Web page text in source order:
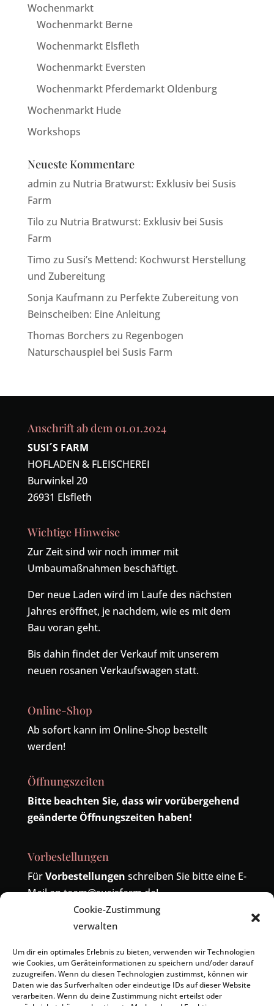
Cookie-Zustimmung
verwalten
Um dir ein optimales Erlebnis zu bieten, verwenden wir Technologien
wie Cookies, um Geräteinformationen zu speichern und/oder darauf
zuzugreifen. Wenn du diesen Technologien zustimmst, können wir
Daten wie das Surfverhalten oder eindeutige IDs auf dieser Website
verarbeiten. Wenn du deine Zustimmung nicht erteilst oder
Wochenmarkt
Wochenmarkt Berne
Wochenmarkt Elsfleth
Wochenmarkt Eversten
Wochenmarkt Pferdemarkt Oldenburg
Wochenmarkt Hude
Workshops
Neueste Kommentare
admin zu Nutria Bratwurst: Exklusiv bei Susis
Farm
Tilo zu Nutria Bratwurst: Exklusiv bei Susis
Farm
Timo zu Susi’s Mettend: Kochwurst Herstellung
und Zubereitung
Sonja Kaufmann zu Perfekte Zubereitung von
Beinscheiben: Eine Anleitung
Thomas Borchers zu Regenbogen
Naturschauspiel bei Susis Farm
Anschrift ab dem 01.01.2024
SUSI´S FARM
HOFLADEN & FLEISCHEREI
Burwinkel 20
26931 Elsfleth
Wichtige Hinweise
Zur Zeit sind wir noch immer mit
Umbaumaßnahmen beschäftigt.
Der neue Laden wird im Laufe des nächsten
Jahres eröffnet, je nachdem, wie es mit dem
Bau voran geht.
Bis dahin findet der Verkauf mit unserem
neuen rosanen Verkaufswagen statt.
Online-Shop
Ab sofort kann im Online-Shop bestellt
werden!
Öffnungszeiten
Bitte beachten Sie, dass wir vorübergehend
geänderte Öffnungszeiten haben!
Vorbestellungen
FürVorbestellungen schreiben Sie bitte eine E-
Mail anteam@susisfarm.de!
Telefonisch sind wir unter der Nummer
9391886wird ebenfalls zu uns umgeleitet.